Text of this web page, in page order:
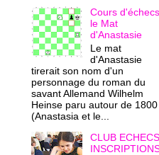
Cours
le Mat
d'Anastasie
Le mat
d'Anastasie
tirerait son nom d'un
personnage du roman du
savant Allemand Wilhelm
Heinse paru autour de 1800
(Anastasia et le...
CLUB